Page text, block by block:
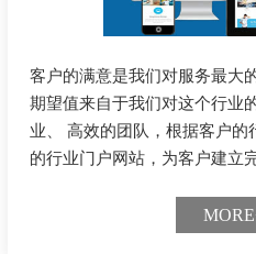
客户的满意是我们对服务最大
期望值来自于我们对这个行业
业、 高效的团队，根据客户的
的行业门户网站，为客户建立